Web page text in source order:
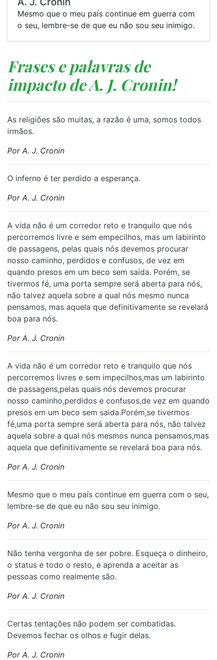
⁠Mesmo que o meu país continue em guerra com
o seu, lembre-se de que eu não sou seu inimigo.
Frases e palavras de
impacto de A. J. Cronin!
⁠As religiões são muitas, a razão é uma, somos todos
irmãos.
Por A. J. Cronin
⁠O inferno é ter perdido a esperança.
Por A. J. Cronin
A vida não é um corredor reto e tranquilo que nós
percorremos livre e sem empecilhos, mas um labirinto
de passagens, pelas quais nós devemos procurar
nosso caminho, perdidos e confusos, de vez em
quando presos em um beco sem saída. Porém, se
tivermos fé, uma porta sempre será aberta para nós,
não talvez aquela sobre a qual nós mesmo nunca
pensamos, mas aquela que definitivamente se revelará
boa para nós.
Por A. J. Cronin
A vida não é um corredor reto e tranquilo que nós
percorremos livres e sem impecilhos,mas um labirinto
de passagens,pelas quais nós devemos procurar
nosso caminho,perdidos e confusos,de vez em quando
presos em um beco sem saida.Porém,se tivermos
fé,uma porta sempre será aberta para nós, não talvez
aquela sobre a qual nós mesmos nunca pensamos,mas
aquela que definitivamente se revelará boa para nós.
Por A. J. Cronin
⁠Mesmo que o meu país continue em guerra com o seu,
lembre-se de que eu não sou seu inimigo.
Por A. J. Cronin
⁠Não tenha vergonha de ser pobre. Esqueça o dinheiro,
o status e todo o resto, e aprenda a aceitar as
pessoas como realmente são.
Por A. J. Cronin
⁠Certas tentações não podem ser combatidas.
Devemos fechar os olhos e fugir delas.
Por A. J. Cronin